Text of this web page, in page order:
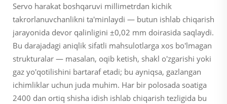
Servo harakat boshqaruvi millimetrdan kichik
takrorlanuvchanlikni ta'minlaydi — butun ishlab chiqarish
jarayonida devor qalinligini ±0,02 mm doirasida saqlaydi.
Bu darajadagi aniqlik sifatli mahsulotlarga xos bo'lmagan
strukturalar — masalan, oqib ketish, shakl o'zgarishi yoki
gaz yo'qotilishini bartaraf etadi; bu ayniqsa, gazlangan
ichimliklar uchun juda muhim. Har bir polosada soatiga
2400 dan ortiq shisha idish ishlab chiqarish tezligida bu